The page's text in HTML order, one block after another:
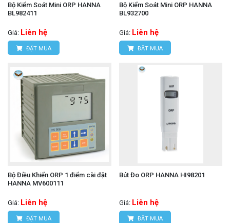
Bộ Kiểm Soát Mini ORP HANNA
BL982411
Giá: Liên hệ
ĐẶT MUA
Bộ Kiểm Soát Mini ORP HANNA
BL932700
Giá: Liên hệ
ĐẶT MUA
Bộ Điều Khiển ORP 1 điểm cài đặt
HANNA MV600111
Giá: Liên hệ
ĐẶT MUA
Bút Đo ORP HANNA HI98201
Giá: Liên hệ
ĐẶT MUA